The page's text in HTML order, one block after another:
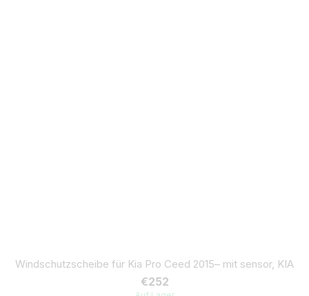
Windschutzscheibe für Kia Pro Ceed 2015– mit sensor, KIA
€252